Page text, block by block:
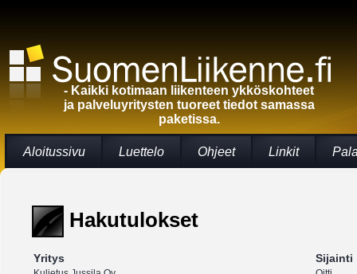
- Kaikki kotimaan liikenteen ykköskohteet
ja palveluyritysten tuoreet tiedot samassa
paketissa.
Aloitussivu Luettelo Ohjeet Linkit
Hakutulokset
Yritys Sijainti